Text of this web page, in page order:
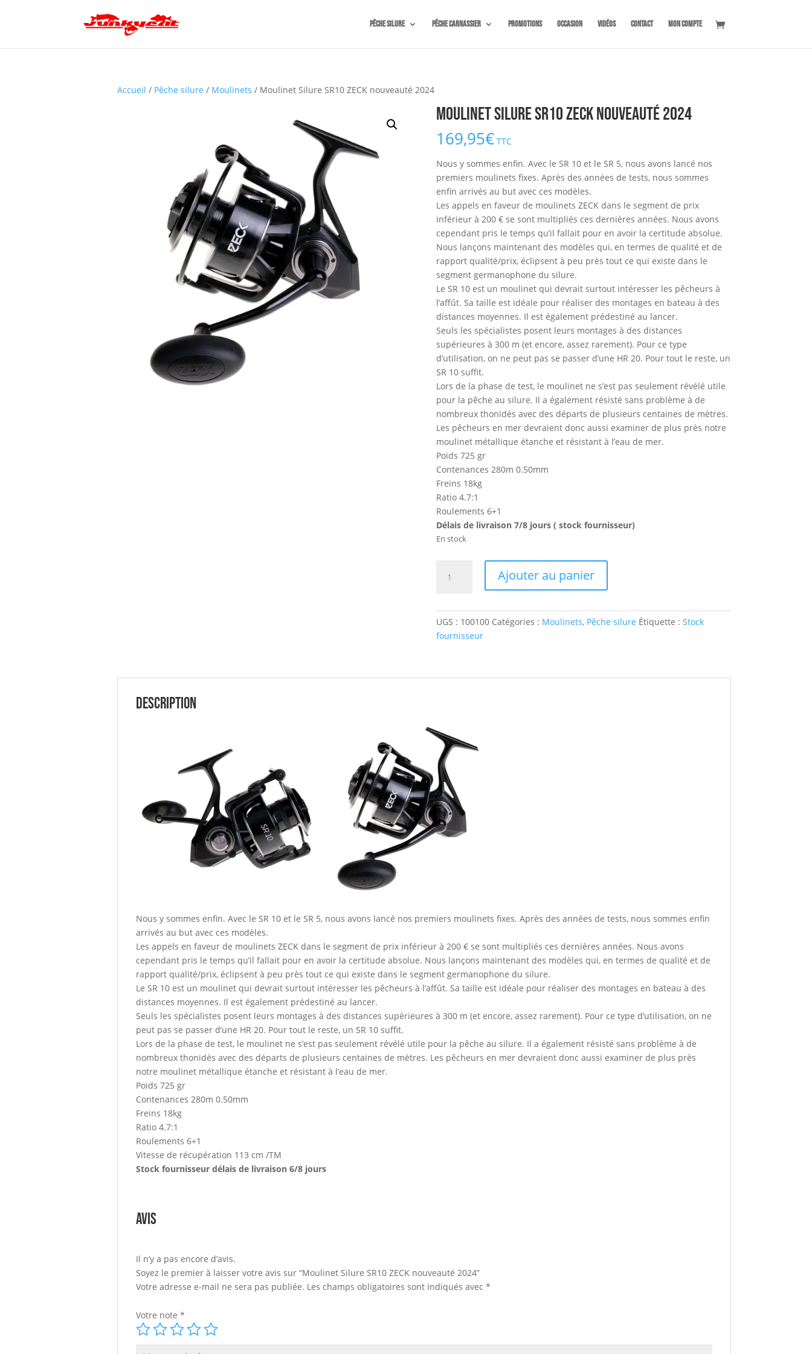
Pêche silure Pêche carnassier Promotions OCCASION Vidéos Contact Mon compte
Accueil / Pêche silure / Moulinets / Moulinet Silure SR10 ZECK nouveauté 2024
Moulinet Silure SR10 ZECK nouveauté 2024
169,95€ TTC
Nous y sommes enfin. Avec le SR 10 et le SR 5, nous avons lancé nos
premiers moulinets fixes. Après des années de tests, nous sommes
enfin arrivés au but avec ces modèles.
Les appels en faveur de moulinets ZECK dans le segment de prix
inférieur à 200 € se sont multipliés ces dernières années. Nous avons
cependant pris le temps qu’il fallait pour en avoir la certitude absolue.
Nous lançons maintenant des modèles qui, en termes de qualité et de
rapport qualité/prix, éclipsent à peu près tout ce qui existe dans le
segment germanophone du silure.
Le SR 10 est un moulinet qui devrait surtout intéresser les pêcheurs à
l’affût. Sa taille est idéale pour réaliser des montages en bateau à des
distances moyennes. Il est également prédestiné au lancer.
Seuls les spécialistes posent leurs montages à des distances
supérieures à 300 m (et encore, assez rarement). Pour ce type
d’utilisation, on ne peut pas se passer d’une HR 20. Pour tout le reste, un
SR 10 suffit.
Lors de la phase de test, le moulinet ne s’est pas seulement révélé utile
pour la pêche au silure. Il a également résisté sans problème à de
nombreux thonidés avec des départs de plusieurs centaines de mètres.
Les pêcheurs en mer devraient donc aussi examiner de plus près notre
moulinet métallique étanche et résistant à l’eau de mer.
Poids 725 gr
Contenances 280m 0.50mm
Freins 18kg
Ratio 4.7:1
Roulements 6+1
Délais de livraison 7/8 jours ( stock fournisseur)
En stock
Silure
SR10
ZECK
Ajouter au panier
UGS : 100100 Catégories : Moulinets, Pêche silure Étiquette : Stock
fournisseur
Description
Nous y sommes enfin. Avec le SR 10 et le SR 5, nous avons lancé nos premiers moulinets fixes. Après des années de tests, nous sommes enfin
arrivés au but avec ces modèles.
Les appels en faveur de moulinets ZECK dans le segment de prix inférieur à 200 € se sont multipliés ces dernières années. Nous avons
cependant pris le temps qu’il fallait pour en avoir la certitude absolue. Nous lançons maintenant des modèles qui, en termes de qualité et de
rapport qualité/prix, éclipsent à peu près tout ce qui existe dans le segment germanophone du silure.
Le SR 10 est un moulinet qui devrait surtout intéresser les pêcheurs à l’affût. Sa taille est idéale pour réaliser des montages en bateau à des
distances moyennes. Il est également prédestiné au lancer.
Seuls les spécialistes posent leurs montages à des distances supérieures à 300 m (et encore, assez rarement). Pour ce type d’utilisation, on ne
peut pas se passer d’une HR 20. Pour tout le reste, un SR 10 suffit.
Lors de la phase de test, le moulinet ne s’est pas seulement révélé utile pour la pêche au silure. Il a également résisté sans problème à de
nombreux thonidés avec des départs de plusieurs centaines de mètres. Les pêcheurs en mer devraient donc aussi examiner de plus près
notre moulinet métallique étanche et résistant à l’eau de mer.
Poids 725 gr
Contenances 280m 0.50mm
Freins 18kg
Ratio 4.7:1
Roulements 6+1
Vitesse de récupération 113 cm /TM
Stock fournisseur délais de livraison 6/8 jours
Avis
Il n’y a pas encore d’avis.
Soyez le premier à laisser votre avis sur “Moulinet Silure SR10 ZECK nouveauté 2024”
Votre adresse e-mail ne sera pas publiée. Les champs obligatoires sont indiqués avec *
Votre note *